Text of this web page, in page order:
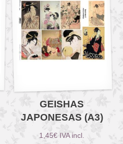
GEISHAS
JAPONESAS (A3)
1,45€ IVA incl.